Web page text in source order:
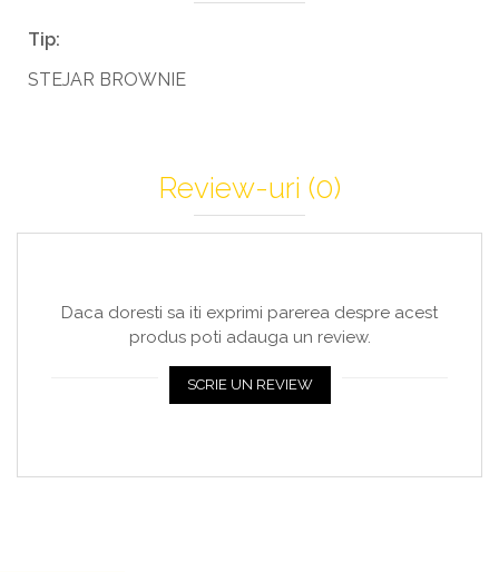
Tip:
STEJAR BROWNIE
Review-uri (0)
Daca doresti sa iti exprimi parerea despre acest
produs poti adauga un review.
SCRIE UN REVIEW